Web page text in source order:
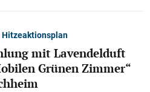
Hitzeaktionsplan
mit Lavendelduft
Grünen Zimmer“